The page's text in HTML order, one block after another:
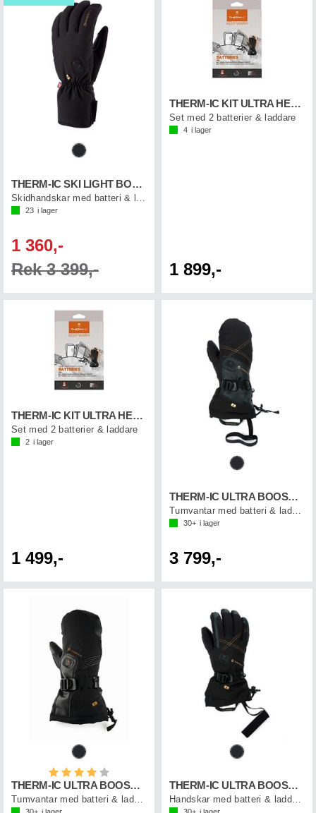
THERM-IC SKI LIGHT BOOST
Skidhandskar med batteri & laddkabel
23 i lager
1 360,-
Rek 3 399,-
THERM-IC KIT ULTRA HEAT GLOVES 5200
Set med 2 batterier & laddare
4 i lager
1 899,-
THERM-IC KIT ULTRA HEAT GLOVES 3600
Set med 2 batterier & laddare
2 i lager
1 499,-
THERM-IC ULTRA BOOST MITTENS W
Tumvantar med batteri & laddkabel, dam
30+ i lager
3 799,-
Betyg:
THERM-IC ULTRA BOOST MITTENS M THERM-IC ULTRA BOOST GLOVES W